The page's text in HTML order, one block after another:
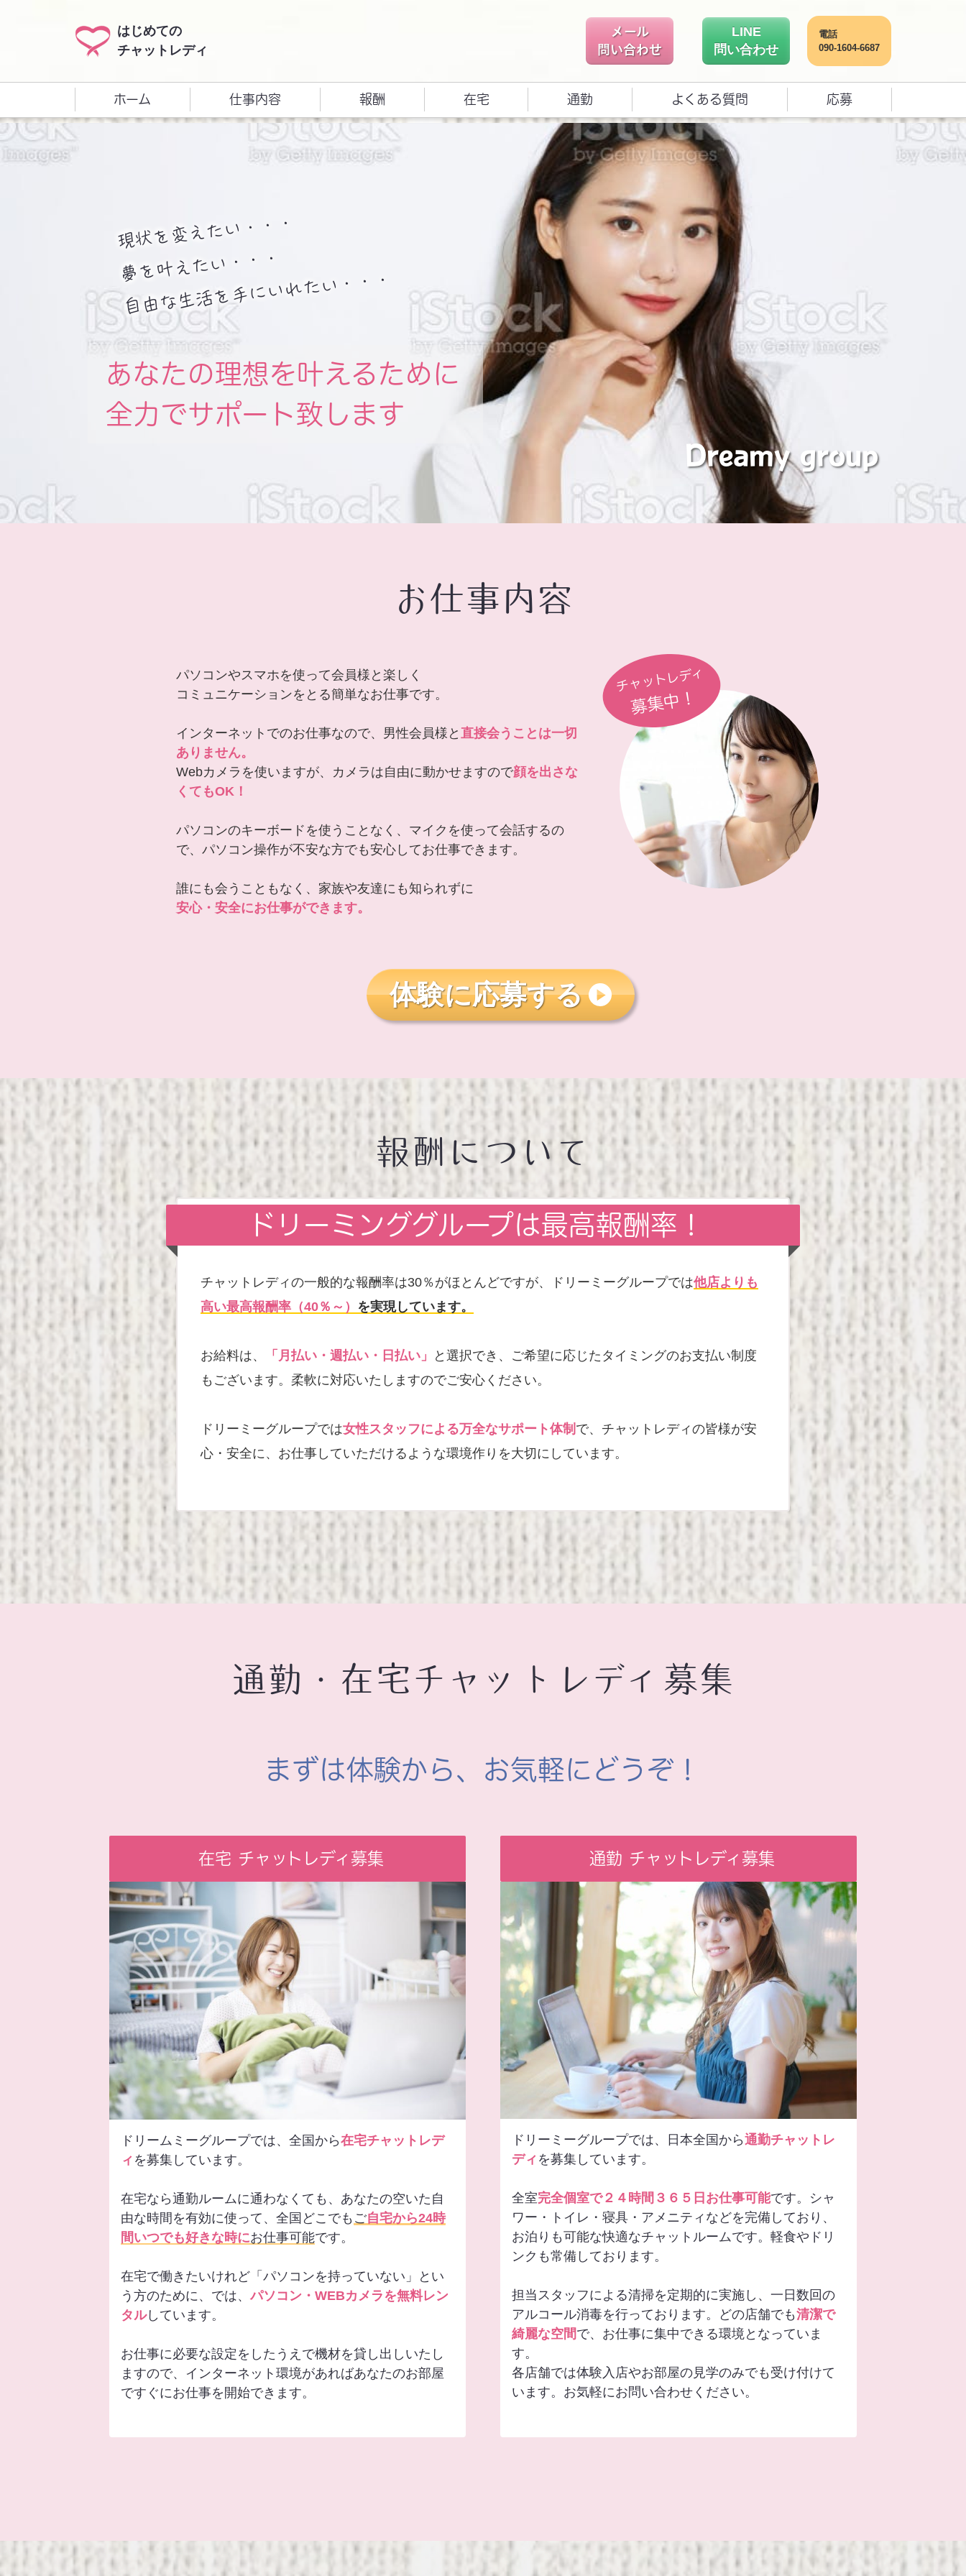
はじめての
チャットレディ
メール
問い合わせ
LINE
問い合わせ
電話
090-1604-6687
ホーム 仕事内容 報酬 在宅 通勤 よくある質問 応募
現状を変えたい・・・
夢を叶えたい・・・
自由な生活を手にいれたい・・・
あなたの理想を叶えるために
全力でサポート致します
Dreamy group
お仕事内容
チャットレディ
募集中！
パソコンやスマホを使って会員様と楽しく
コミュニケーションをとる簡単なお仕事です。
インターネットでのお仕事なので、男性会員様と 直接会うことは一切
ありません。
Webカメラを使いますが、カメラは自由に動かせますので顔を出さな
くてもOK！
パソコンのキーボードを使うことなく、マイクを使って会話するの
で、パソコン操作が不安な方でも安心してお仕事できます。
誰にも会うこともなく、家族や友達にも知られずに
安心・安全にお仕事ができます。
体験に応募する
報酬について
ドリーミンググループは最高報酬率！
チャットレディの一般的な報酬率は30％がほとんどですが、ドリーミーグループでは他店よりも
高い最高報酬率（40％～）
を実現しています。
お給料は、 「月払い・週払い・日払い」
と選択でき、ご希望に応じたタイミングのお支払い制度
もございます。柔軟に対応いたしますのでご安心ください。
ドリーミーグループでは女性スタッフによる万全なサポート体制 で、チャットレディの皆様が安
心・安全に、お仕事していただけるような環境作りを大切にしています。
通勤・在宅チャットレディ募集
まずは体験から、お気軽にどうぞ！
在宅 チャットレディ募集
ドリームミーグループでは、全国から在宅チャットレデ
ィ を募集しています。
在宅なら通勤ルームに通わなくても、あなたの空いた自
由な時間を有効に使って、全国どこでも ご自宅から24時
間いつでも好きな時にお仕事可能です。
在宅で働きたいけれど「パソコンを持っていない」とい
う方のために、では、パソコン・WEBカメラを無料レン
タルしています。
お仕事に必要な設定をしたうえで機材を貸し出しいたし
ますので、インターネット環境があればあなたのお部屋
ですぐにお仕事を開始できます。
通勤 チャットレディ募集
ドリーミーグループでは、日本全国から通勤チャットレ
ディ を募集しています。
全室完全個室で２４時間３６５日お仕事可能です。シャ
ワー・トイレ・寝具・アメニティなどを完備しており、
お泊りも可能な快適なチャットルームです。軽食やドリ
ンクも常備しております。
担当スタッフによる清掃を定期的に実施し、一日数回の
アルコール消毒を行っております。どの店舗でも清潔で
綺麗な空間で、お仕事に集中できる環境となっていま
す。
各店舗では体験入店やお部屋の見学のみでも受け付けて
います。お気軽にお問い合わせください。